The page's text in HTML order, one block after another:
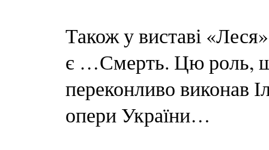
Також у виставі
є …Смерть. Цю роль,
переконливо виконав
опери України…